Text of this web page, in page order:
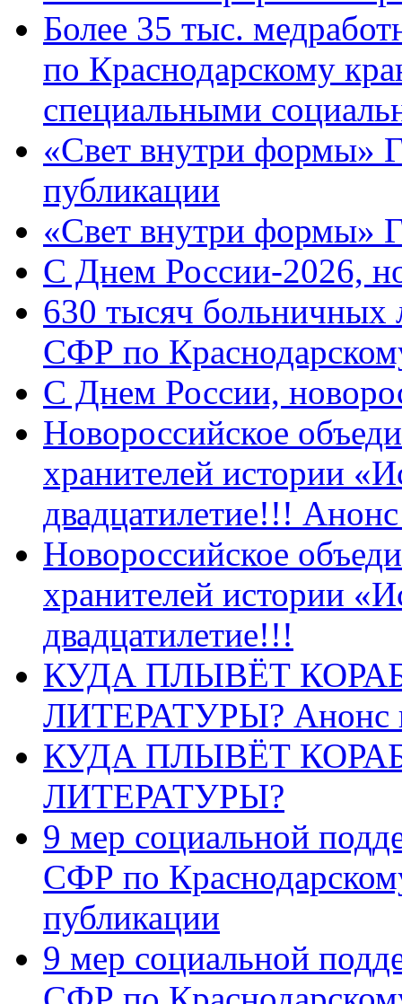
Более 35 тыс.
по Краснодарскому
специальными
«Свет внутри формы»
публикации
«Свет внутри формы»
C Днем России-2026,
630 тысяч больничных
СФР по
C Днем России,
Новороссийское
хранителей истории
двадцатилетие!!!
Новороссийское
хранителей истории
двадцатилетие!!!
КУДА ПЛЫВЁТ
ЛИТЕРАТУРЫ? Анонс
КУДА ПЛЫВЁТ
ЛИТЕРАТУРЫ?
9 мер социальной
СФР по
публикации
9 мер социальной